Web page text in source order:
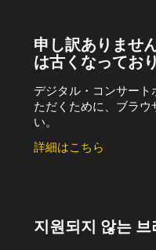
申し訳ありませ
は古くなってお
デジタル・コンサー
ただくために、ブラウ
い。
詳細はこちら
지원되지 않는